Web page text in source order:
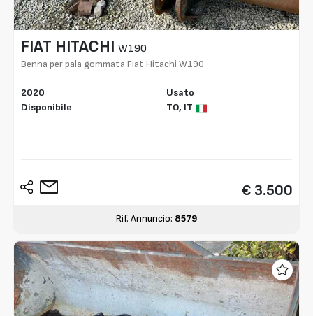
FIAT HITACHI W190
Benna per pala gommata Fiat Hitachi W190
2020
Disponibile
Usato
TO, IT
€ 3.500
Rif. Annuncio: 8579